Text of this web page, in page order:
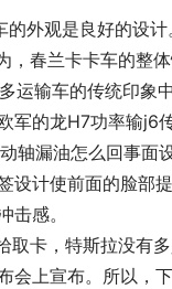
外观是良好的设
春兰卡卡车的整体
运输车的传统印
的龙H7功率输j6
轴漏油怎么回事面
设计使前面的脸部
击感。
卡，特斯拉没有
会上宣布。所以，